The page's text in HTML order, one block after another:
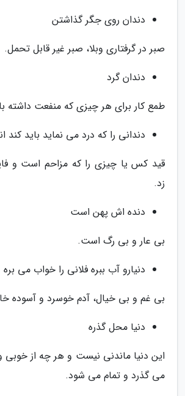
دندان روی جگر گذاشتن
صبر در گرفتاری وبلا، صبر غیر قابل تحمل.
دندان گرد
طمع کار برای هر چیزی که منفعت داشته
دندانی را که درد می نماید باید کند
قید کس یا چیزی را که مزاحم است و
زد.
دنده اش پهن است
بی عار و بی رگ است.
دنیارو آب ببره فلانی را خواب می بره
بی غم و بی خیال، آدم خوسرد و آسوده
دنیا محل گذره
این دنیا ماندنی نیست و هر چه از
می گذرد و تمام می شود.